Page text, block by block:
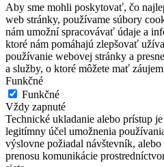
Aby sme mohli poskytovať, čo
web stránky, používame súbory
nám umožní spracovávať údaje a
ktoré nám pomáhajú zlepšovať
používanie webovej stránky a
a služby, o ktoré môžete mať
Funkčné
Funkčné
Vždy zapnuté
Technické ukladanie alebo prístup
legitímny účel umožnenia
výslovne požiadal návštevník,
prenosu komunikácie